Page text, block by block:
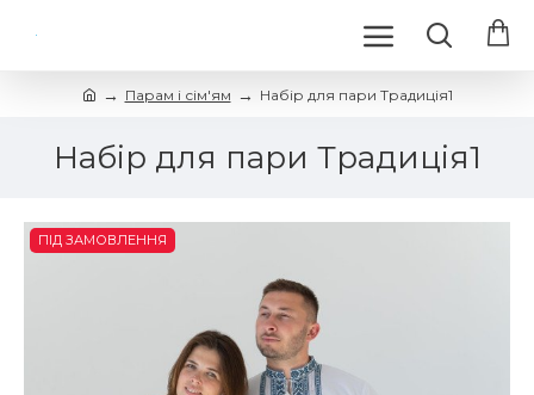
Парам і сім'ям Набір для пари Традиція1
Набір для пари Традиція1
ПІД ЗАМОВЛЕННЯ